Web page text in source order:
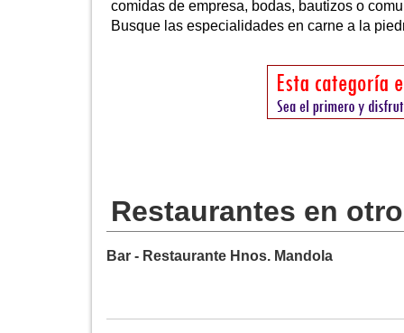
comidas de empresa, bodas, bautizos o
Busque las especialidades en carne a la
Restaurantes en
Bar - Restaurante Hnos. Mandola